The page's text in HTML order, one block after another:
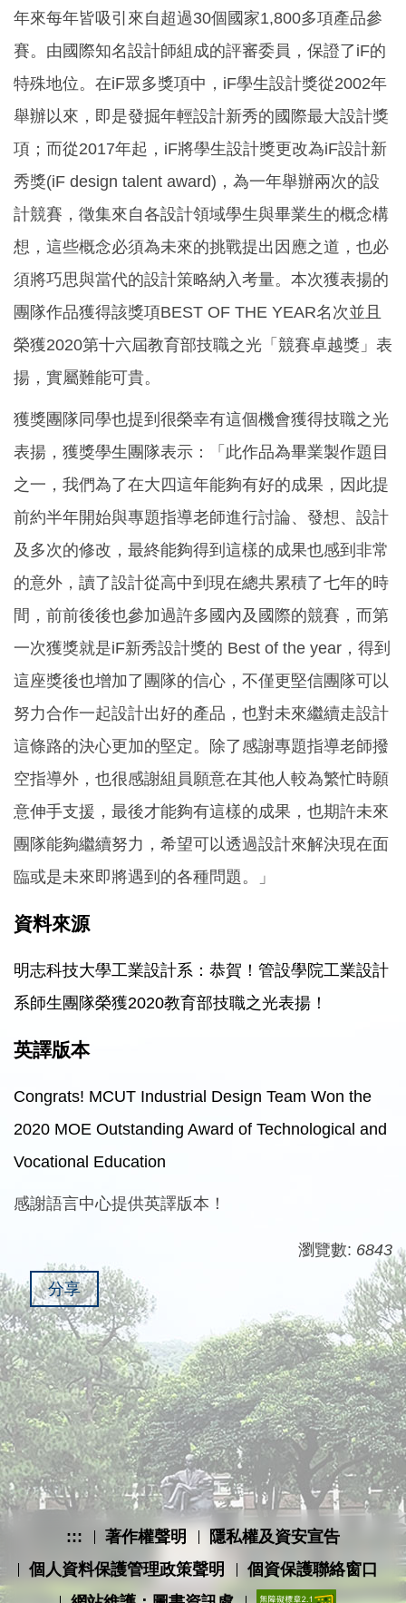
年來每年皆吸引來自超過30個國家1,800多項產品參
賽。由國際知名設計師組成的評審委員，保證了iF的
特殊地位。在iF眾多獎項中，iF學生設計獎從2002年
舉辦以來，即是發掘年輕設計新秀的國際最大設計獎
項；而從2017年起，iF將學生設計獎更改為iF設計新
秀獎(iF design talent award)，為一年舉辦兩次的設
計競賽，徵集來自各設計領域學生與畢業生的概念構
想，這些概念必須為未來的挑戰提出因應之道，也必
須將巧思與當代的設計策略納入考量。本次獲表揚的
團隊作品獲得該獎項BEST OF THE YEAR名次並且
榮獲2020第十六屆教育部技職之光「競賽卓越獎」表
揚，實屬難能可貴。
獲獎團隊同學也提到很榮幸有這個機會獲得技職之光
表揚，獲獎學生團隊表示：「此作品為畢業製作題目
之一，我們為了在大四這年能夠有好的成果，因此提
前約半年開始與專題指導老師進行討論、發想、設計
及多次的修改，最終能夠得到這樣的成果也感到非常
的意外，讀了設計從高中到現在總共累積了七年的時
間，前前後後也參加過許多國內及國際的競賽，而第
一次獲獎就是iF新秀設計獎的 Best of the year，得到
這座獎後也增加了團隊的信心，不僅更堅信團隊可以
努力合作一起設計出好的產品，也對未來繼續走設計
這條路的決心更加的堅定。除了感謝專題指導老師撥
空指導外，也很感謝組員願意在其他人較為繁忙時願
意伸手支援，最後才能夠有這樣的成果，也期許未來
團隊能夠繼續努力，希望可以透過設計來解決現在面
臨或是未來即將遇到的各種問題。」
資料來源
明志科技大學工業設計系：恭賀！管設學院工業設計
系師生團隊榮獲2020教育部技職之光表揚！
英譯版本
Congrats! MCUT Industrial Design Team Won the
2020 MOE Outstanding Award of Technological and
Vocational Education
感謝語言中心提供英譯版本！
瀏覽數: 6843
分享
::: 著作權聲明
隱私權及資安宣告
個人資料保護管理政策聲明
個資保護聯絡窗口